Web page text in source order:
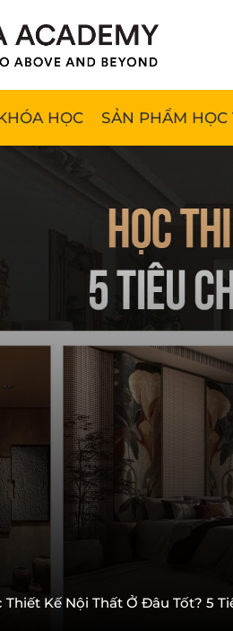
HỌC SẢN PHẨM HỌC
Thiết Kế Nội Thất Ở Đâu Tốt? 5